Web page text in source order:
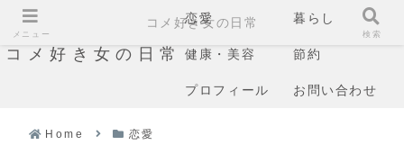
コメ好き女の日常
恋愛 暮らし
健康・美容 節約
プロフィール お問い合わせ
Home 恋愛
メニュー
コメ好き女の日常
検索